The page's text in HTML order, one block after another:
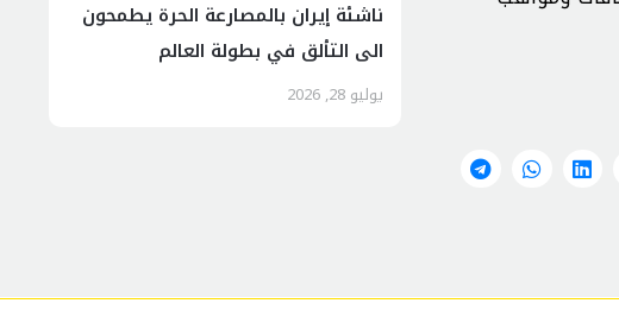
ناشئة إيران بالمصارعة الحرة يطمحون
الى التألق في بطولة العالم
يوليو 28, 2026